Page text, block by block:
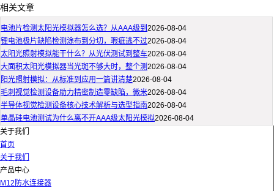
相关文章
电池片检测太阳光模拟器怎么选？从AAA级到 2026-08-04
锂电池极片缺陷检测涂布到分切，瑕疵逃不过2026-08-04
太阳光照射模拟能干什么？从光伏测试到整车2026-08-04
大面积太阳光模拟器当光斑不够大时，整个测2026-08-04
阳光照射模拟：从标准到应用一篇讲清楚2026-08-04
毛刺视觉检测设备助力精密制造零缺陷，微米2026-08-04
半导体视觉检测设备核心技术解析与选型指南2026-08-04
单晶硅电池测试为什么离不开AAA级太阳光模拟2026-08-04
关于我们
首页
关于我们
产品中心
M12防水连接器